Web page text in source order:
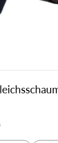
Preis